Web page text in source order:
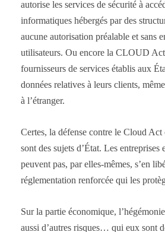
autorise les services de sécurité à
informatiques hébergés par des
aucune autorisation préalable et sans
utilisateurs. Ou encore la CLOUD
fournisseurs de services établis aux
données relatives à leurs clients,
à l’étranger.
Certes, la défense contre le Cloud Act
sont des sujets d’État. Les entreprises
peuvent pas, par elles-mêmes, s’en
réglementation renforcée qui les
Sur la partie économique,
aussi d’autres risques… qui eux sont